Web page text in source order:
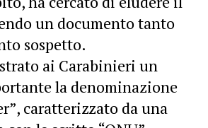
un documento tanto
sospetto.
ai Carabinieri un
la denominazione
caratterizzato da una